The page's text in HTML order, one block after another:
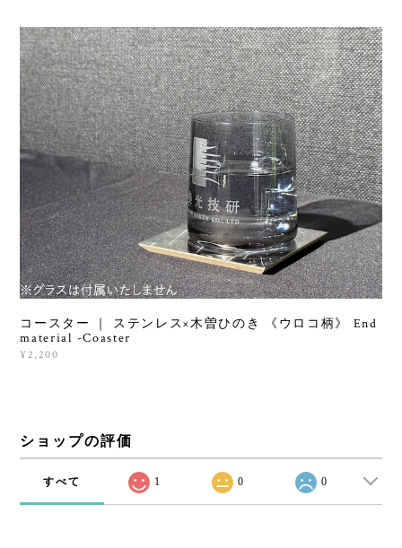
コースター ｜ ステンレス×木曽ひのき 《ウロコ柄》 End
material -Coaster
¥2,200
ショップの評価
すべて 1 0 0